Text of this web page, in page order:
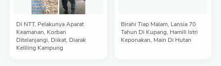
Di NTT, Pelakunya Aparat
Keamanan, Korban
Ditelanjangi, Diikat, Diarak
Keliling Kampung
Birahi Tiap Malam, Lansia 70
Tahun Di Kupang, Hamili Istri
Keponakan, Main Di Hutan